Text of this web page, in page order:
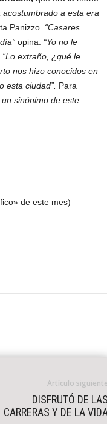
a esta era
Panizzo. “Casares
opina. “Yo no le
“Lo extraño, ¿qué le
nos hizo conocidos en
esta ciudad”. Para
sinónimo de este
de este mes)
Artículo
DISFRUTÓ DE
CARRERAS Y DE LA